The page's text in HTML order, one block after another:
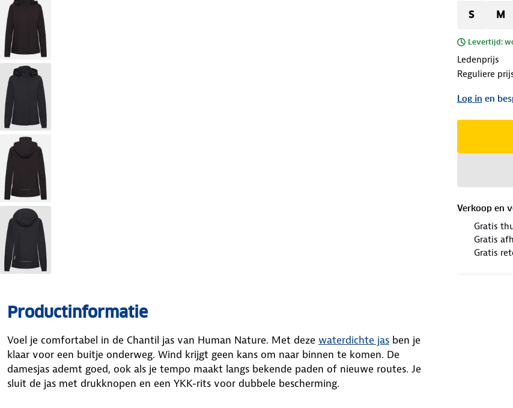
S M
Levertijd:
Ledenprijs
Reguliere
Log in en
Verkoop en
Gratis
Gratis
Gratis
Productinformatie
Voel je comfortabel in de Chantil jas van Human Nature. Met deze waterdichte jas ben je
klaar voor een buitje onderweg. Wind krijgt geen kans om naar binnen te komen. De
damesjas ademt goed, ook als je tempo maakt langs bekende paden of nieuwe routes. Je
sluit de jas met drukknopen en een YKK-rits voor dubbele bescherming.